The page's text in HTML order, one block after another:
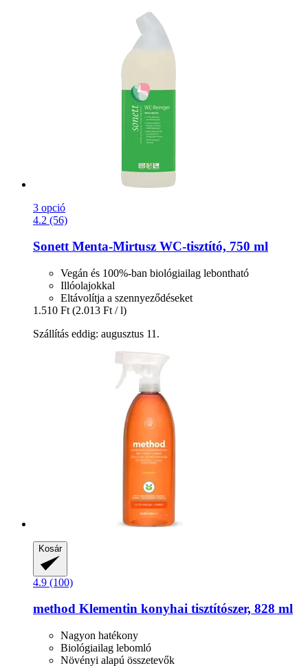
3 opció
4.2 (56)
SonettMenta-​Mirtusz WC-​tisztító, 750 ml
Vegán és 100%-ban biológiailag lebontható
Illóolajokkal
Eltávolítja a szennyeződéseket
1.510 Ft (2.013 Ft / l)
Szállítás eddig: augusztus 11.
Kosár
4.9 (100)
method Klementin konyhai tisztítószer, 828 ml
Nagyon hatékony
Biológiailag lebomló
Növényi alapú összetevők